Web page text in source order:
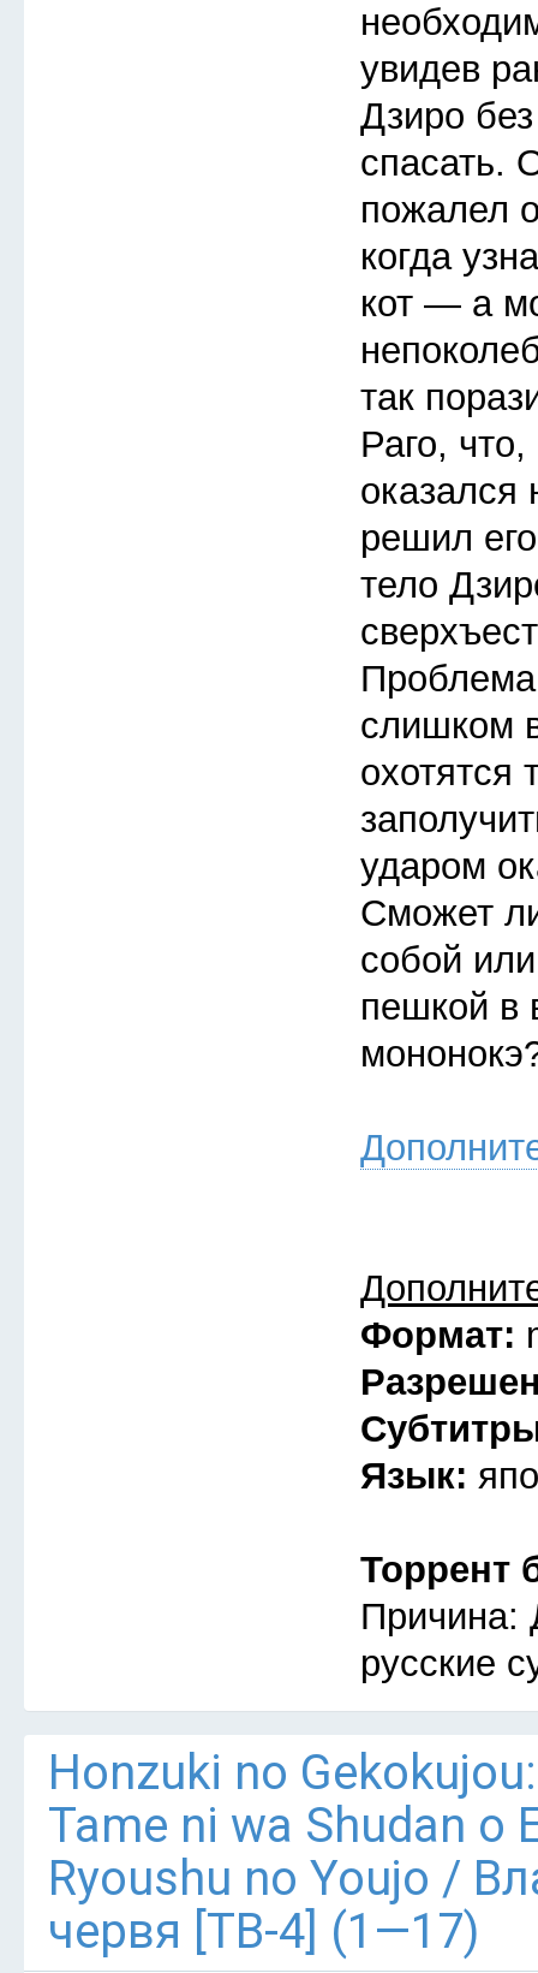
увидев
Дзиро
спасать.
пожалел
когда
кот — а
так
Раго,
оказался
решил
тело
слишком
охотятся
ударом
Сможет
собой
пешкой в
Формат:
Язык:
Торрент
Причина:
русские
Honzuki no
Tame ni wa Shudan o
Ryoushu no Youjo /
червя [ТВ-4] (1—17)